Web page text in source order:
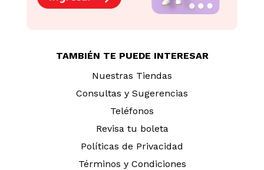
TAMBIÉN TE PUEDE INTERESAR
Nuestras Tiendas
Consultas y Sugerencias
Teléfonos
Revisa tu boleta
Políticas de Privacidad
Términos y Condiciones